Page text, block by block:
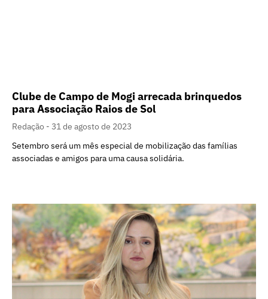
Clube de Campo de Mogi arrecada brinquedos
para Associação Raios de Sol
Redação
31 de agosto de 2023
Setembro será um mês especial de mobilização das famílias
associadas e amigos para uma causa solidária.